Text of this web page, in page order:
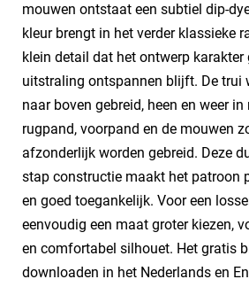
mouwen ontstaat een subtiel dip-
kleur brengt in het verder klassieke
klein detail dat het ontwerp karakter
uitstraling ontspannen blijft. De trui
naar boven gebreid, heen en weer
rugpand, voorpand en de mouwen
afzonderlijk worden gebreid. Deze
stap constructie maakt het patroon
en goed toegankelijk. Voor een
eenvoudig een maat groter kiezen,
en comfortabel silhouet. Het gratis
downloaden in het Nederlands en